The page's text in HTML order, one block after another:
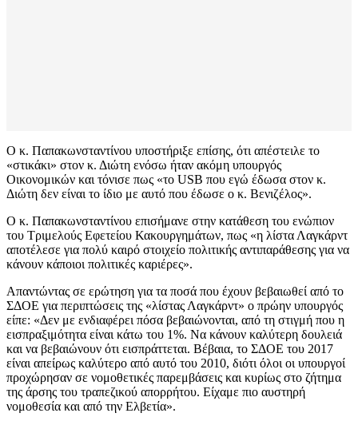
Ο κ. Παπακωνσταντίνου υποστήριξε επίσης, ότι απέστειλε το
«στικάκι» στον κ. Διώτη ενόσω ήταν ακόμη υπουργός
Οικονομικών και τόνισε πως «το USB που εγώ έδωσα στον κ.
Διώτη δεν είναι το ίδιο με αυτό που έδωσε ο κ. Βενιζέλος».
Ο κ. Παπακωνσταντίνου επισήμανε στην κατάθεση του ενώπιον
του Τριμελούς Εφετείου Κακουργημάτων, πως «η λίστα Λαγκάρντ
αποτέλεσε για πολύ καιρό στοιχείο πολιτικής αντιπαράθεσης για να
κάνουν κάποιοι πολιτικές καριέρες».
Απαντώντας σε ερώτηση για τα ποσά που έχουν βεβαιωθεί από το
ΣΔΟΕ για περιπτώσεις της «λίστας Λαγκάρντ» ο πρώην υπουργός
είπε: «Δεν με ενδιαφέρει πόσα βεβαιώνονται, από τη στιγμή που η
εισπραξιμότητα είναι κάτω του 1%. Να κάνουν καλύτερη δουλειά
και να βεβαιώνουν ότι εισπράττεται. Βέβαια, το ΣΔΟΕ του 2017
είναι απείρως καλύτερο από αυτό του 2010, διότι όλοι οι υπουργοί
προχώρησαν σε νομοθετικές παρεμβάσεις και κυρίως στο ζήτημα
της άρσης του τραπεζικού απορρήτου. Είχαμε πιο αυστηρή
νομοθεσία και από την Ελβετία».